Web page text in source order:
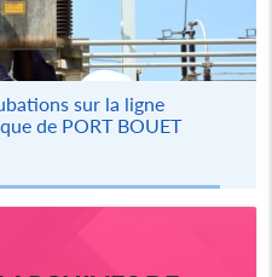
sur la ligne
de PORT BOUET